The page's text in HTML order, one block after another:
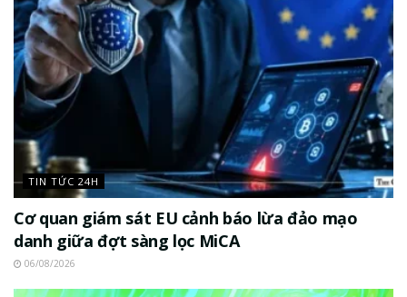
TIN TỨC 24H
Cơ quan giám sát EU cảnh báo lừa đảo mạo
danh giữa đợt sàng lọc MiCA
06/08/2026